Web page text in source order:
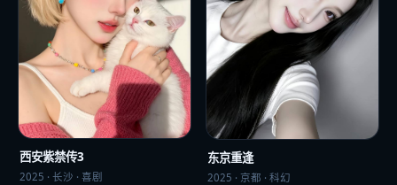
西安紫禁传3
2025 · 长沙 · 喜剧
东京重逢
2025 · 京都 · 科幻